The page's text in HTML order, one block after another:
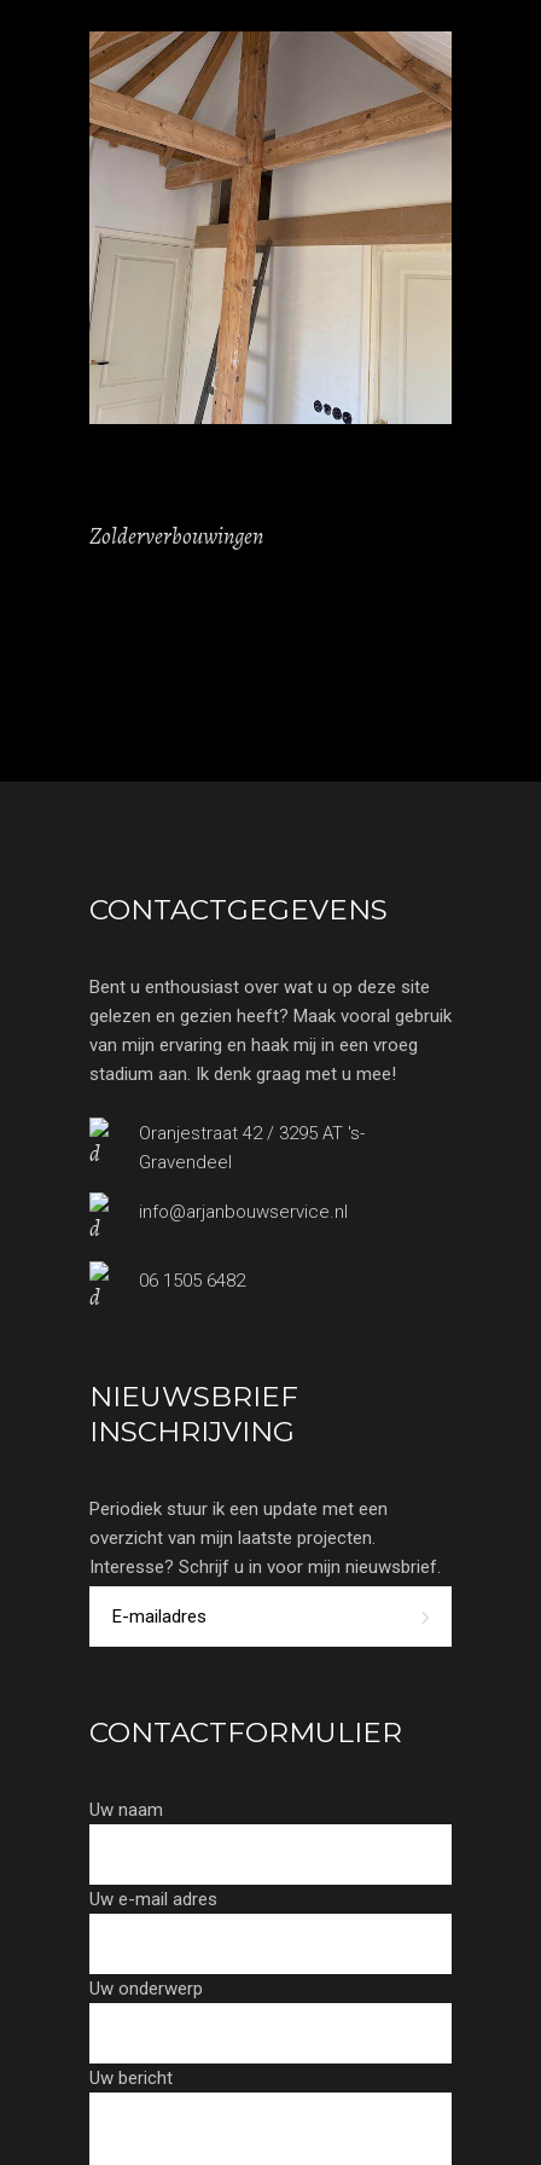
Zolderverbouwingen
CONTACTGEGEVENS
Bent u enthousiast over wat u op deze site
gelezen en gezien heeft? Maak vooral gebruik
van mijn ervaring en haak mij in een vroeg
stadium aan. Ik denk graag met u mee!
Oranjestraat 42 / 3295 AT 's-
Gravendeel
info@arjanbouwservice.nl
06 1505 6482
NIEUWSBRIEF
INSCHRIJVING
Periodiek stuur ik een update met een
overzicht van mijn laatste projecten.
Interesse? Schrijf u in voor mijn nieuwsbrief.
CONTACTFORMULIER
Uw naam
Uw e-mail adres
Uw onderwerp
Uw bericht